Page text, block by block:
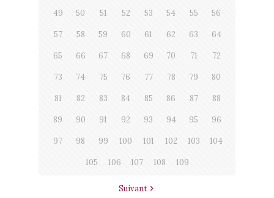
49 50 51 52 53 54 55 56
57 58 59 60 61 62 63 64
65 66 67 68 69 70 71 72
73 74 75 76 77 78 79 80
81 82 83 84 85 86 87 88
89 90 91 92 93 94 95 96
97 98 99 100 101 102 103 104
105 106 107 108 109
Suivant